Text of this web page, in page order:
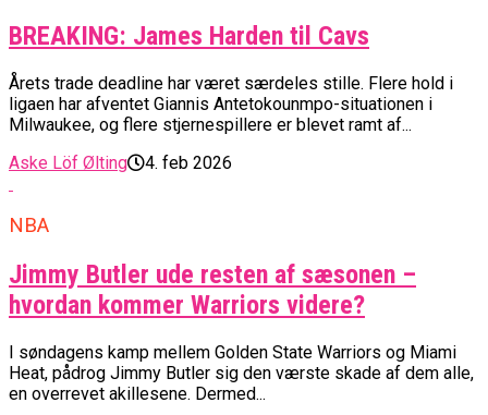
BREAKING: James Harden til Cavs
Årets trade deadline har været særdeles stille. Flere hold i
ligaen har afventet Giannis Antetokounmpo-situationen i
Milwaukee, og flere stjernespillere er blevet ramt af...
Aske Löf Ølting
4. feb 2026
NBA
Jimmy Butler ude resten af sæsonen –
hvordan kommer Warriors videre?
I søndagens kamp mellem Golden State Warriors og Miami
Heat, pådrog Jimmy Butler sig den værste skade af dem alle,
en overrevet akillesene. Dermed...